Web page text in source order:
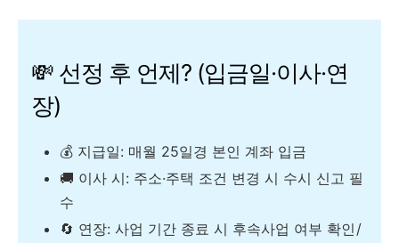
💸 선정 후 언제? (입금일·이사·연
장)
💰 지급일: 매월 25일경 본인 계좌 입금
🚚 이사 시: 주소·주택 조건 변경 시 수시 신고 필
수
🔄 연장: 사업 기간 종료 시 후속사업 여부 확인 /